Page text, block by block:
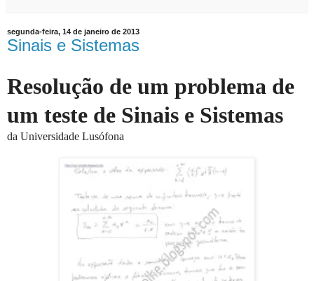
segunda-feira, 14 de janeiro de 2013
Sinais e Sistemas
Resolução de um problema de
um teste de Sinais e Sistemas
da Universidade Lusófona